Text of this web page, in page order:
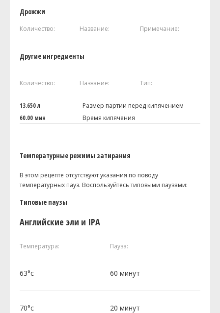
Дрожжи
Количество: Название: Примечание:
Другие ингредиенты
Количество: Название: Тип:
13.650 л
Размер партии перед кипячением
60.00 мин
Время кипячения
Температурные режимы затирания
В этом рецепте отсутствуют указания по поводу
температурных пауз. Воспользуйтесь типовыми паузами:
Типовые паузы
Английские эли и IPA
Температура: Пауза:
63°c 60 минут
70°c 20 минут